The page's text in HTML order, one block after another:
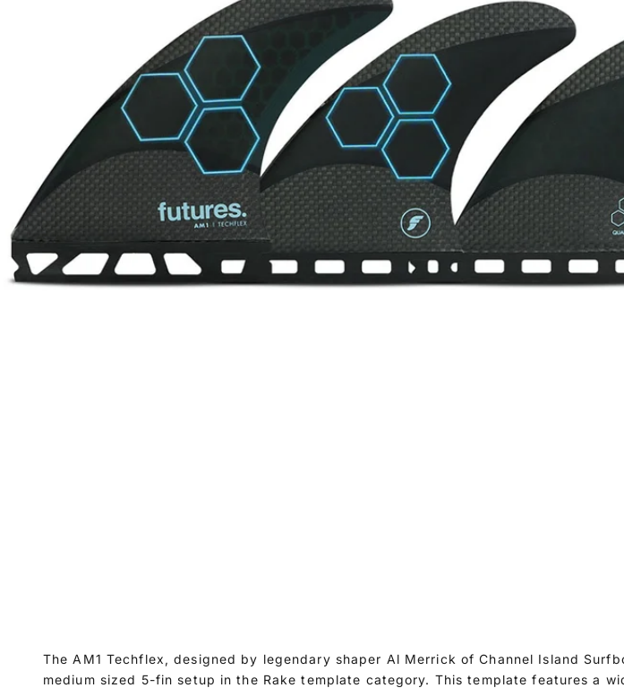
The AM1 Techflex, designed by legendary shaper Al Merrick of Channel Island
medium sized 5-fin setup in the Rake template category. This template features a